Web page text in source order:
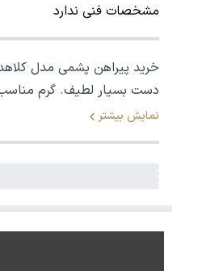
مشخصات فنی ندارد
دست بسیار لطیف. گرم
نمایش بیشتر